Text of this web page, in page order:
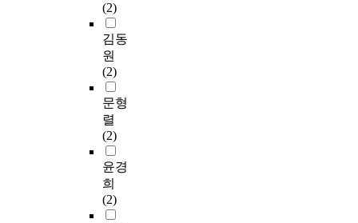
(2)
김동
원
(2)
문형
렬
(2)
윤경
희
(2)